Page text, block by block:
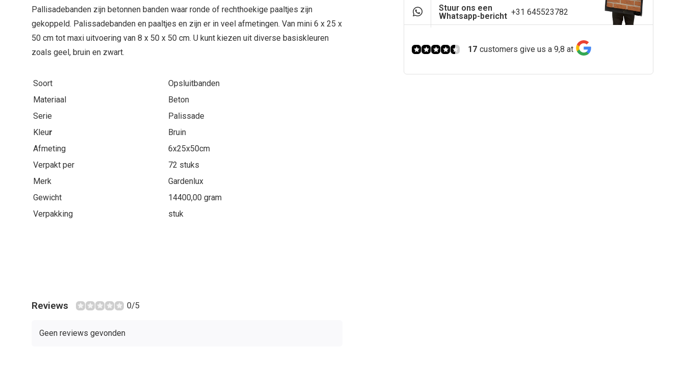
Pallisadebanden zijn betonnen banden waar ronde of rechthoekige paaltjes zijn
gekoppeld. Palissadebanden en paaltjes en zijn er in veel afmetingen. Van mini 6 x 25 x
50 cm tot maxi uitvoering van 8 x 50 x 50 cm. U kunt kiezen uit diverse basiskleuren
zoals geel, bruin en zwart.
Soort
Opsluitbanden
Materiaal
Beton
Serie
Palissade
Kleur
Bruin
Afmeting
6x25x50cm
Verpakt per
72 stuks
Merk
Gardenlux
Gewicht
14400,00 gram
Verpakking
stuk
Reviews 0/5
Geen reviews gevonden
Stuur ons een
Whatsapp-bericht +31 645523782
17 customers give us a 9,8 at